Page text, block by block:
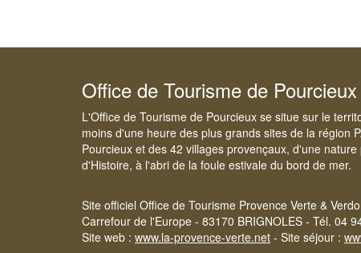
Office de Tourisme de Pourcieux
L'Office de Tourisme de Pourcieux se situe sur le
moins d'une heure des plus grands sites de la région
Pourcieux et des 42 villages provençaux, d'une
d'Histoire, à l'abri de la foule estivale du bord de mer.
Site officiel Office de Tourisme Provence Verte &
Carrefour de l'Europe - 83170 BRIGNOLES - Tél. 04
Site web : www.la-provence-verte.net - Site séjour :